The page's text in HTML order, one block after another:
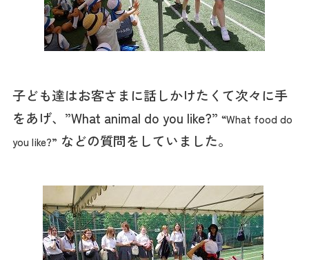
子ども達はお客さまに話しかけたくて次々に手
をあげ、”What animal do you like?” “What food do
you like?” などの質問をしていました。